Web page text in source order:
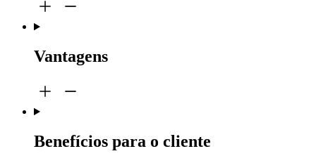
Vantagens
Benefícios para o cliente